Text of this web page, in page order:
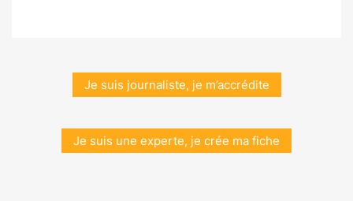
Je suis journaliste, je m’accrédite
Je suis une experte, je crée ma fiche